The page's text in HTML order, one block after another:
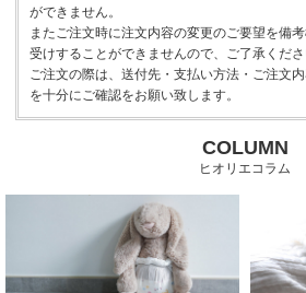
ができません。
またご注文時に注文内容の変更のご要望を備
受けすることができませんので、ご了承くださ
ご注文の際は、送付先・支払い方法・ご注文
を十分にご確認をお願い致します。
COLUMN
ヒオリエコラム